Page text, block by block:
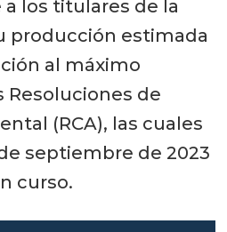
los titulares de la
producción estimada
al máximo
Resoluciones de
(RCA), las cuales
septiembre de 2023
curso.